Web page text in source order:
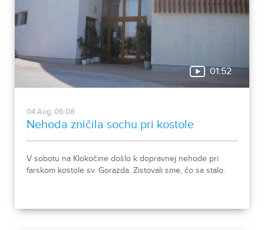
01:52
04.Aug, 06:08
Nehoda zničila sochu pri kostole
V sobotu na Klokočine došlo k dopravnej nehode pri
farskom kostole sv. Gorazda. Zistovali sme, čo sa stalo.